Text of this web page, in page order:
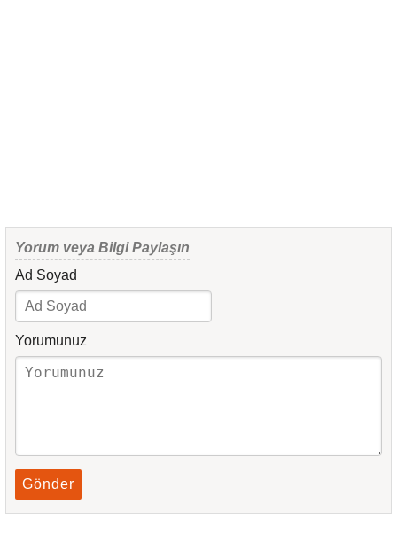
Yorum veya Bilgi Paylaşın
Ad Soyad
Yorumunuz
Gönder